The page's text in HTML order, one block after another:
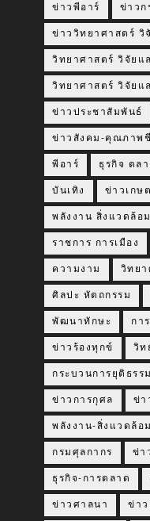
ข่าวพีอาร์ ข่าวก
ข่าววิทยาศาสตร์ วิ
วิทยาศาสตร์ วิจัยแ
วิทยาศาสตร์ วิจัยแ
ข่าวประชาสัมพันธ์
ข่าวสังคม-คุณภาพ
พีอาร์ ธุรกิจ ตลา
บันเทิง ข่าวเกษ
พลังงาน สิ่งแวดล้อม
ราชการ การเมือง
ความงาม วิทยา
ศิลปะ หัตถกรรม
พัฒนาทักษะ กา
ข่าวร้องทุกข์ วิท
กระบวนการยุติธรรม
ข่าวการกุศล ข่า
พลังงาน-สิ่งแวดล้อม
กรมศุลกากร ข่า
ธุรกิจ-การตลาด
ข่าวศาลนา ข่า